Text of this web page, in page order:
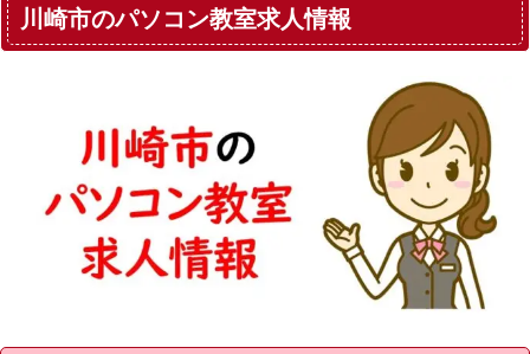
川崎市のパソコン教室求人情報